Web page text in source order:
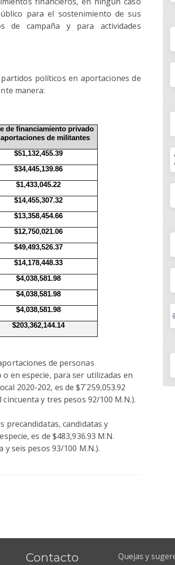
para el sostenimiento de sus
de campaña y para actividades
políticos en aportaciones de
manera:
de financiamiento privado
de militantes
$51,132,455.39
$34,445,139.86
$1,433,045.22
$14,455,307.32
$13,358,454.66
$12,750,021.06
$49,493,526.37
$14,178,448.33
$4,038,581.98
$4,038,581.98
$4,038,581.98
$203,362,144.14
de personas
en especie, para ser utilizadas en
2020-202, es de $7´259,053.92
y tres pesos 92/100 M.N.).
precandidatas, candidatas y
es de $483,936.93 M.N.
seis pesos 93/100 M.N.).
Contacto
Quejas y